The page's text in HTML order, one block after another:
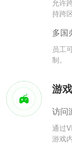
允许
持跨
多国
员工
制。
游
访问
通过
游戏